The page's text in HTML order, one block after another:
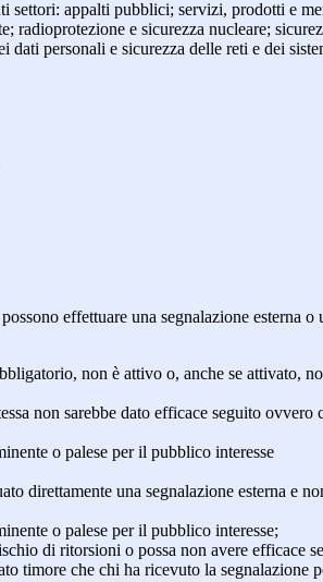
appalti pubblici; servizi, prodotti e
e sicurezza nucleare;
dati personali e sicurezza delle reti e dei
effettuare una segnalazione esterna
non è attivo o, anche se attivato,
non sarebbe dato efficace seguito ovvero
o palese per il pubblico interesse
direttamente una segnalazione esterna e
o palese per il pubblico interesse;
di ritorsioni o possa non avere efficace
timore che chi ha ricevuto la segnalazione